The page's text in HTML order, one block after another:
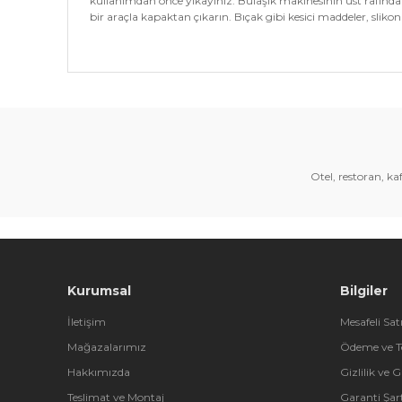
bir araçla kapaktan çıkarın. Bıçak gibi kesici maddeler,
Bu ürünün fiyat bilgisi, resim, ürün
Ürün bilgilerinde hatalar bulunuyor.
Otel, restoran,
Kurumsal
İletişim
Mağazalarımız
Hakkımızda
Teslimat ve Montaj
Bilgiler
Mesafeli
Ödeme ve
Gizlilik ve
Garanti